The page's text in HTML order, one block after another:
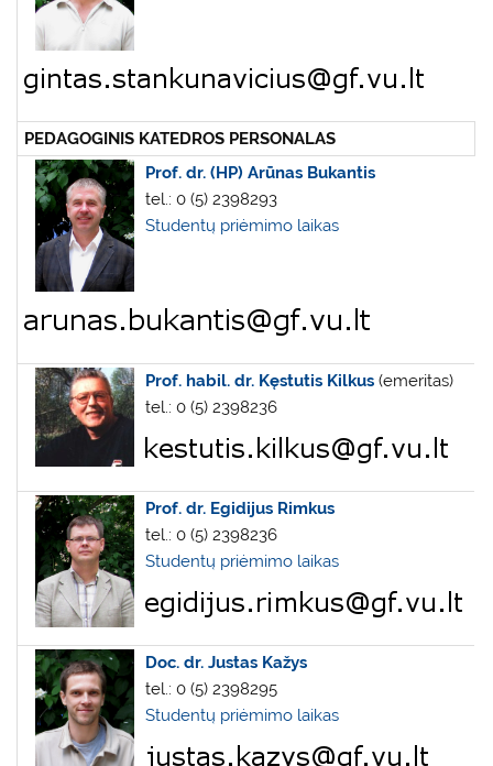
PEDAGOGINIS KATEDROS PERSONALAS
Prof. dr. (HP) Arūnas Bukantis
tel.: 0 (5) 2398293
Studentų priėmimo laikas
Prof. habil. dr. Kęstutis Kilkus (emeritas)
tel.: 0 (5) 2398236
Prof. dr. Egidijus Rimkus
tel.: 0 (5) 2398236
Studentų priėmimo laikas
Doc. dr. Justas Kažys
tel.: 0 (5) 2398295
Studentų priėmimo laikas